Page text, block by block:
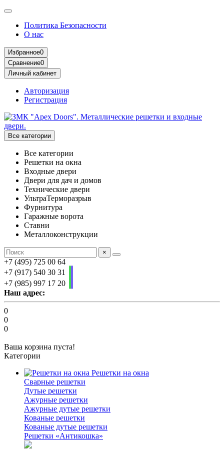
Политика Безопасности
О нас
Избранное0
Сравнение0
Личный кабинет
Авторизация
Регистрация
Все категории
Все категории
Решетки на окна
Входные двери
Двери для дач и домов
Технические двери
УльтраТерморазрыв
Фурнитура
Гаражные ворота
Ставни
Металлоконструкции
×
+7 (495) 725 00 64
+7 (917) 540 30 31
+7 (985) 997 17 20
Наш адрес:
0
0
0
Ваша корзина пуста!
Категории
Решетки на окна
Сварные решетки
Дутые решетки
Ажурные решетки
Ажурные дутые решетки
Кованые решетки
Кованые дутые решетки
Решетки «Антикошка»